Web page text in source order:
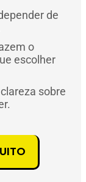
de
o
escolher
sobre